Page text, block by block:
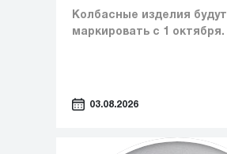
Колбасные изделия будут
маркировать с 1 октября.
03.08.2026